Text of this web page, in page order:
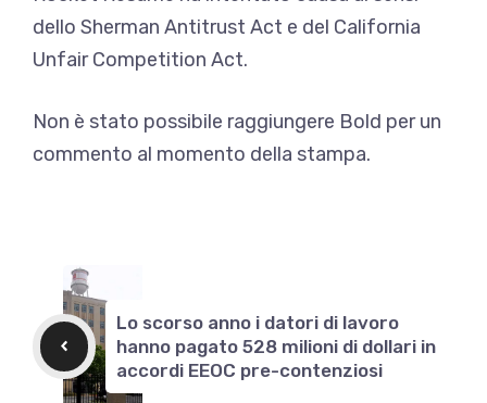
dello Sherman Antitrust Act e del California
Unfair Competition Act.
Non è stato possibile raggiungere Bold per un
commento al momento della stampa.
Lo scorso anno i datori di lavoro
hanno pagato 528 milioni di dollari in
accordi EEOC pre-contenziosi